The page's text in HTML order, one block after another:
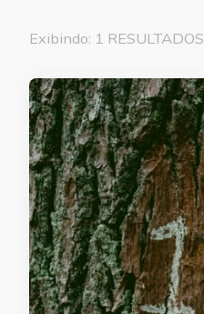
Exibindo: 1 RESULTADOS